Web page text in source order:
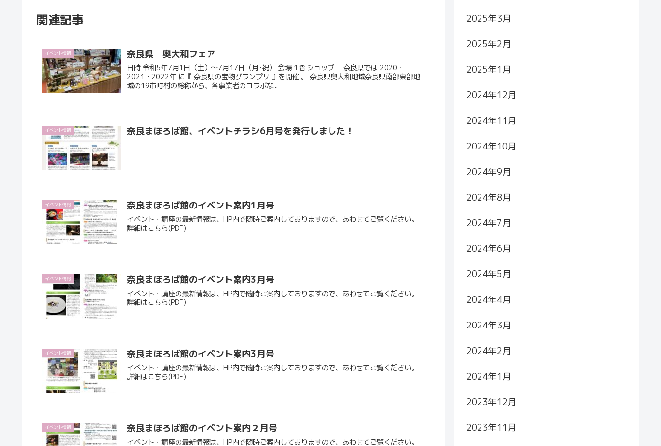
関連記事
イベント情報 奈良県 奥大和フェア
日時 令和5年7月1日（土）～7月17日（月･祝） 会場 1階 ショップ 奈良県では 2020・
2021・2022年 に『 奈良県の宝物グランプリ 』を開催 。 奈良県奥大和地域奈良県南部東部地
域の19市町村の総称から、各事業者のコラボな...
イベント情報 奈良まほろば館、イベントチラシ6月号を発行しました！
イベント情報 奈良まほろば館のイベント案内1月号
イベント・講座の最新情報は、HP内で随時ご案内しておりますので、あわせてご覧ください。
詳細はこちら(PDF)
イベント情報 奈良まほろば館のイベント案内3月号
イベント・講座の最新情報は、HP内で随時ご案内しておりますので、あわせてご覧ください。
詳細はこちら(PDF)
イベント情報 奈良まほろば館のイベント案内3月号
イベント・講座の最新情報は、HP内で随時ご案内しておりますので、あわせてご覧ください。
詳細はこちら(PDF)
イベント情報 奈良まほろば館のイベント案内２月号
イベント・講座の最新情報は、HP内で随時ご案内しておりますので、あわせてご覧ください。
2025年3月
2025年2月
2025年1月
2024年12月
2024年11月
2024年10月
2024年9月
2024年8月
2024年7月
2024年6月
2024年5月
2024年4月
2024年3月
2024年2月
2024年1月
2023年12月
2023年11月